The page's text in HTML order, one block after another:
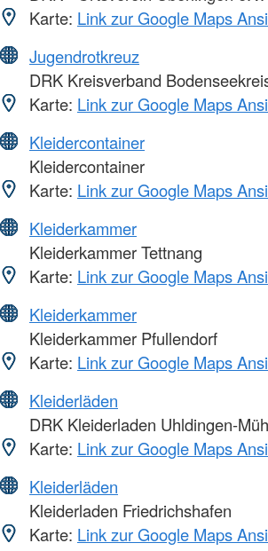
Karte: Link zur Google Maps
Jugendrotkreuz
DRK Kreisverband
Karte: Link zur Google Maps
Kleidercontainer
Kleidercontainer
Karte: Link zur Google Maps
Kleiderkammer
Kleiderkammer Tettnang
Karte: Link zur Google Maps
Kleiderkammer
Kleiderkammer Pfullendorf
Karte: Link zur Google Maps
Kleiderläden
DRK Kleiderladen Uhldingen-
Karte: Link zur Google Maps
Kleiderläden
Kleiderladen Friedrichshafen
Karte: Link zur Google Maps